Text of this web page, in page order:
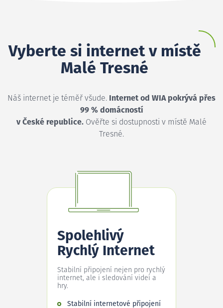
Vyberte si internet v místě
Malé Tresné
Náš internet je téměř všude. Internet od WIA pokrývá přes
99 % domácností
v České republice. Ověřte si dostupnosti v místě Malé
Tresné.
Spolehlivý
Rychlý Internet
Stabilní připojení nejen pro rychlý
internet, ale i sledování videí a
hry.
Stabilní internetové připojení